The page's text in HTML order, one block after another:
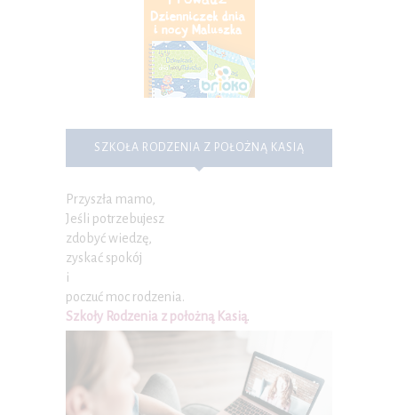
SZKOŁA RODZENIA Z POŁOŻNĄ KASIĄ
Przyszła mamo,
Jeśli potrzebujesz
zdobyć wiedzę,
zyskać spokój
i
poczuć moc rodzenia.
Szkoły Rodzenia z położną Kasią.